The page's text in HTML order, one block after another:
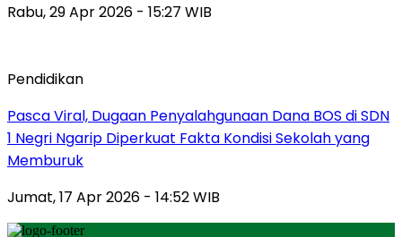
Rabu, 29 Apr 2026 - 15:27 WIB
Pendidikan
Pasca Viral, Dugaan Penyalahgunaan Dana BOS di SDN
1 Negri Ngarip Diperkuat Fakta Kondisi Sekolah yang
Memburuk
Jumat, 17 Apr 2026 - 14:52 WIB